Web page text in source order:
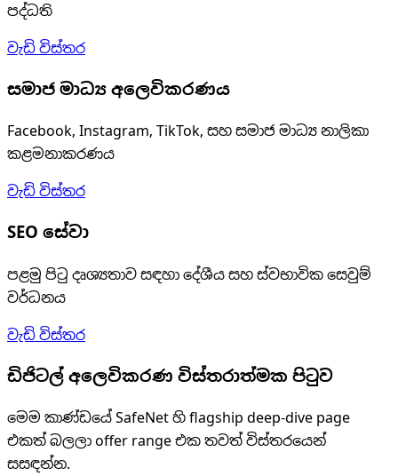
පද්ධති
වැඩි විස්තර
සමාජ මාධ්‍ය අලෙවිකරණය
Facebook, Instagram, TikTok, සහ සමාජ මාධ්‍ය නාලිකා
කළමනාකරණය
වැඩි විස්තර
SEO සේවා
පළමු පිටු දෘශ්‍යතාව සඳහා දේශීය සහ ස්වභාවික සෙවුම්
වර්ධනය
වැඩි විස්තර
ඩිජිටල් අලෙවිකරණ විස්තරාත්මක පිටුව
මෙම කාණ්ඩයේ SafeNet හි flagship deep-dive page
එකත් බලලා offer range එක තවත් විස්තරයෙන්
සසඳන්න.